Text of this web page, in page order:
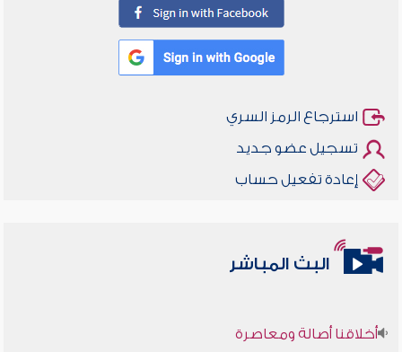
استرجاع الرمز السري
تسجيل عضو جديد
إعادة تفعيل حساب
البث المباشر
أخلاقنا أصالة ومعاصرة